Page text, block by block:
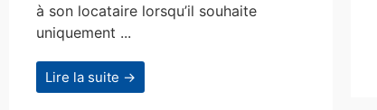
à son locataire lorsqu’il souhaite
uniquement ...
Lire la suite →